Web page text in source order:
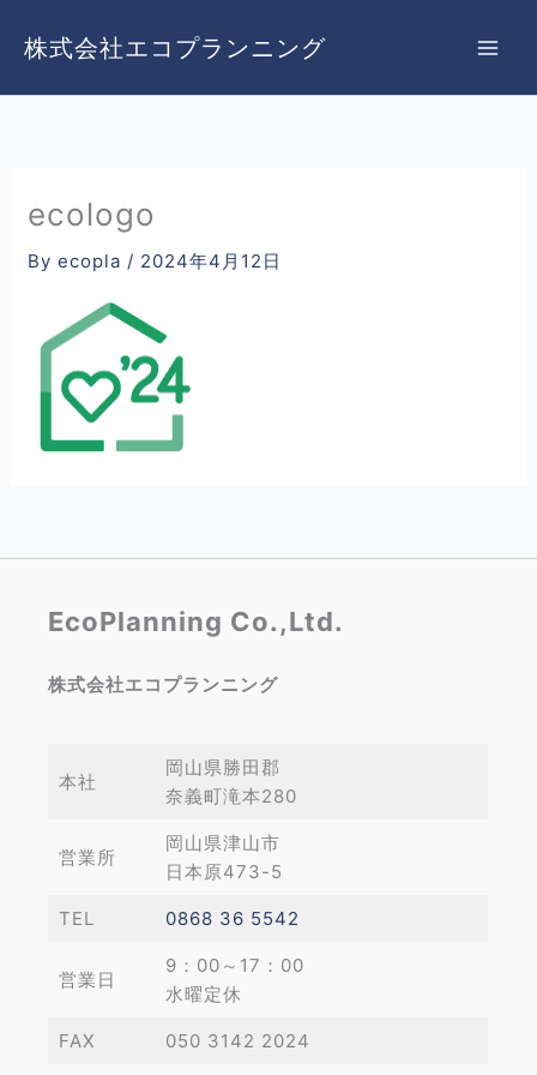
ス
株式会社エコプランニング
ecologo
Byecopla / 2024年4月12日
EcoPlanning Co.,Ltd.
株式会社エコプランニング
本社
岡山県勝田郡
奈義町滝本280
営業所
岡山県津山市
日本原473-5
TEL 0868 36 5542
営業日
9：00～17：00
水曜定休
FAX 050 3142 2024